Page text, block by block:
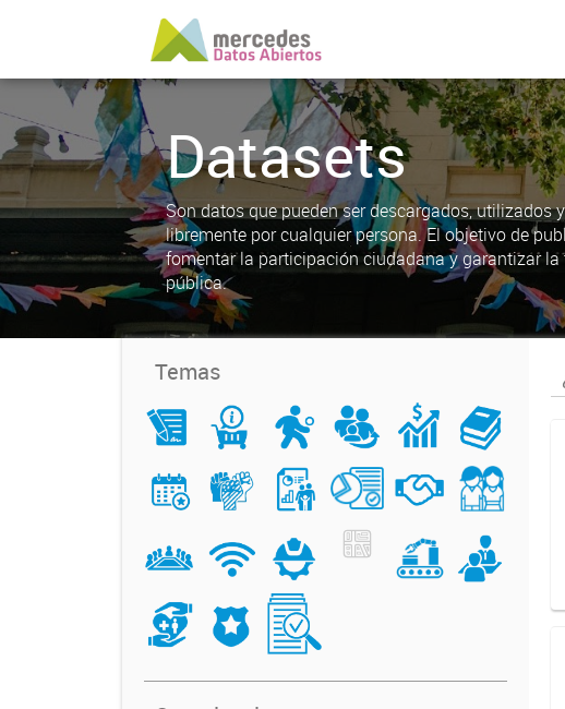
Datasets
Son datos que pueden ser descargados, utilizados
libremente por cualquier persona. El objetivo de
fomentar la participación ciudadana y garantizar la
pública.
Temas